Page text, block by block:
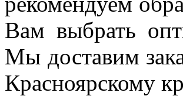
Вам выбрать
Мы доставим
Красноярскому